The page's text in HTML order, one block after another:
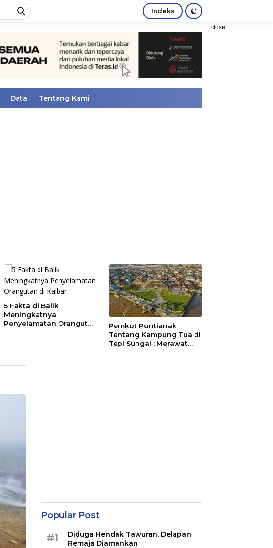
Indeks
close
Data Tentang Kami
5 Fakta di Balik
Meningkatnya
Penyelamatan Orangutan
Pemkot Pontianak
Tentang Kampung Tua di
Tepi Sungai : Merawat
Popular Post
#1
Diduga Hendak Tawuran, Delapan
Remaja Diamankan